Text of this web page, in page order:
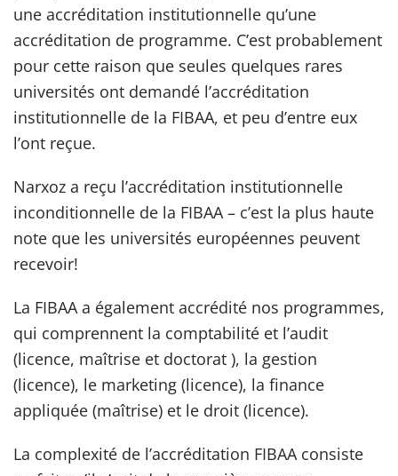
une accréditation institutionnelle qu’une
accréditation de programme. C’est probablement
pour cette raison que seules quelques rares
universités ont demandé l’accréditation
institutionnelle de la FIBAA, et peu d’entre eux
l’ont reçue.
Narxoz a reçu l’accréditation institutionnelle
inconditionnelle de la FIBAA – c’est la plus haute
note que les universités européennes peuvent
recevoir!
La FIBAA a également accrédité nos programmes,
qui comprennent la comptabilité et l’audit
(licence, maîtrise et doctorat ), la gestion
(licence), le marketing (licence), la finance
appliquée (maîtrise) et le droit (licence).
La complexité de l’accréditation FIBAA consiste